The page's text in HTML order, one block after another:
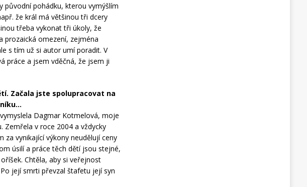
původní pohádku, kterou vymýšlím
že král má většinou tři dcery
třeba vykonat tři úkoly, že
prozaická omezení, zejména
s tím už si autor umí poradit. V
práce a jsem vděčná, že jsem ji
Začala jste spolupracovat na
Dagmar Kotmelová, moje
Zemřela v roce 2004 a vždycky
za vynikající výkony neudělují ceny
úsilí a práce těch dětí jsou stejné,
Chtěla, aby si veřejnost
její smrti převzal štafetu její syn